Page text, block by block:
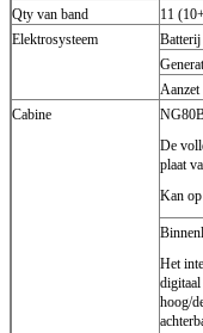
Qty van band
11
Elektrosysteem
Batterij
Aanzet
Cabine
De
plaat
Kan
Het
hoog/